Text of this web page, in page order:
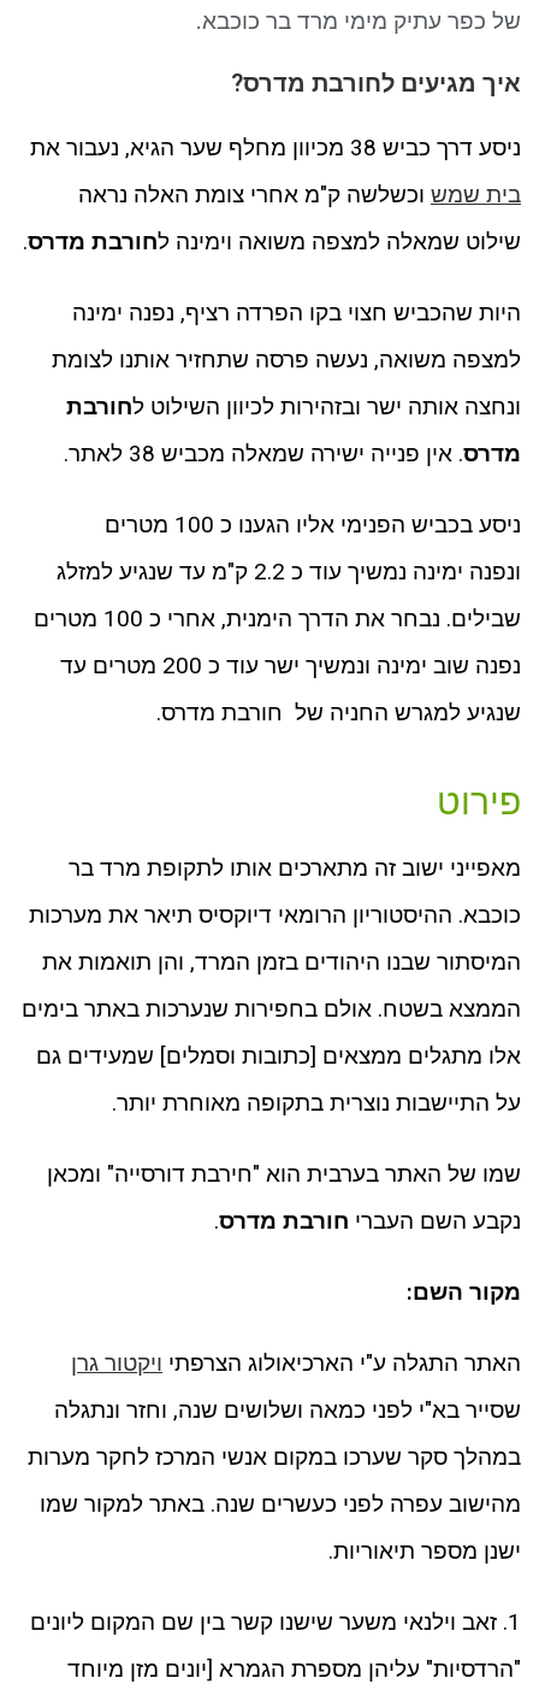
brightness_low
של כפר עתיק מימי מרד בר כוכבא.
איך מגיעים לחורבת מדרס?
ניסע דרך כביש 38 מכיוון מחלף שער הגיא, נעבור את
בית שמש וכשלשה ק"מ אחרי צומת האלה נראה
שילוט שמאלה למצפה משואה וימינה לחורבת מדרס.
היות שהכביש חצוי בקו הפרדה רציף, נפנה ימינה
למצפה משואה, נעשה פרסה שתחזיר אותנו לצומת
ונחצה אותה ישר ובזהירות לכיוון השילוט לחורבת
מדרס. אין פנייה ישירה שמאלה מכביש 38 לאתר.
ניסע בכביש הפנימי אליו הגענו כ 100 מטרים
ונפנה ימינה נמשיך עוד כ 2.2 ק"מ עד שנגיע למזלג
שבילים. נבחר את הדרך הימנית, אחרי כ 100 מטרים
נפנה שוב ימינה ונמשיך ישר עוד כ 200 מטרים עד
שנגיע למגרש החניה של חורבת מדרס.
פירוט
מאפייני ישוב זה מתארכים אותו לתקופת מרד בר
כוכבא. ההיסטוריון הרומאי דיוקסיס תיאר את מערכות
המיסתור שבנו היהודים בזמן המרד, והן תואמות את
הממצא בשטח. אולם בחפירות שנערכות באתר בימים
אלו מתגלים ממצאים [כתובות וסמלים] שמעידים גם
על התיישבות נוצרית בתקופה מאוחרת יותר.
שמו של האתר בערבית הוא "חירבת דורסייה" ומכאן
נקבע השם העברי חורבת מדרס.
מקור השם:
האתר התגלה ע"י הארכיאולוג הצרפתי ויקטור גרן
שסייר בא"י לפני כמאה ושלושים שנה, וחזר ונתגלה
במהלך סקר שערכו במקום אנשי המרכז לחקר מערות
מהישוב עפרה לפני כעשרים שנה. באתר למקור שמו
ישנן מספר תיאוריות.
1. זאב וילנאי משער שישנו קשר בין שם המקום ליונים
"הרדסיות" עליהן מספרת הגמרא [יונים מזן מיוחד